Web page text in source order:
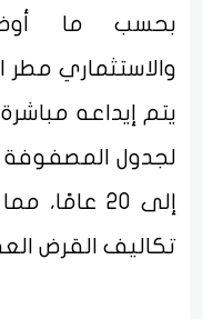
بحسب ما
والاستثماري
يتم إيداعه
لجدول المصفوفة
إلى 20
تكاليف القرض